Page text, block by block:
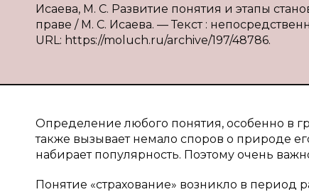
Исаева, М. С. Развитие понятия и этапы
праве / М. С. Исаева. — Текст :
URL: https://moluch.ru/archive/197/48786.
Определение любого понятия, особенно в
также вызывает немало споров о природе
набирает популярность. Поэтому очень
Понятие «страхование» возникло в период